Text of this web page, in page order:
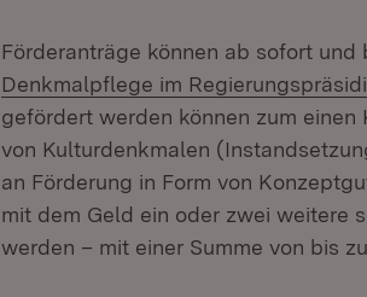
Förderanträge können ab sofort und
Denkmalpflege im
gefördert werden können zum
von Kulturdenkmalen
an Förderung in Form von
mit dem Geld ein oder zwei weitere
werden – mit einer Summe von bis